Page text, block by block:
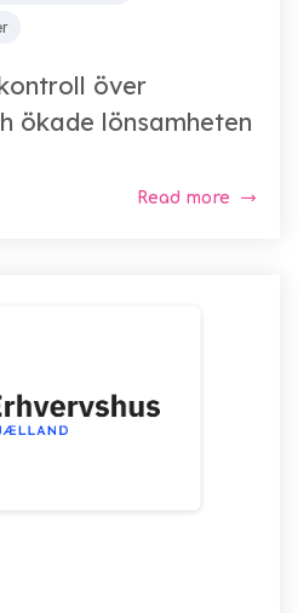
över
ökade lönsamheten
Read more